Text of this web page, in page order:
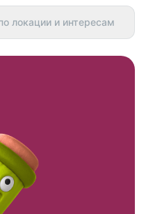
локации и интересам